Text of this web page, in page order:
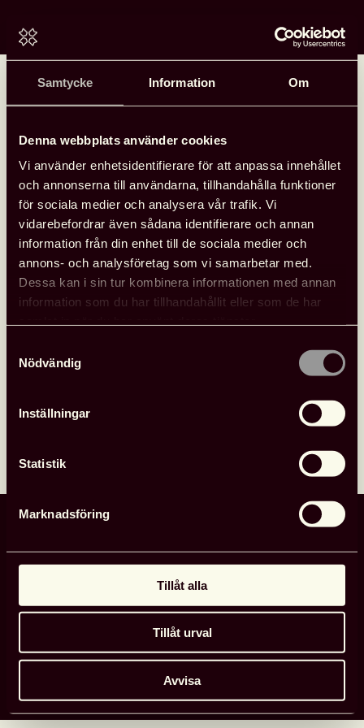
Samtycke Information Om
Denna webbplats använder cookies
Vi använder enhetsidentifierare för att anpassa innehållet
och annonserna till användarna, tillhandahålla funktioner
för sociala medier och analysera vår trafik. Vi
vidarebefordrar även sådana identifierare och annan
information från din enhet till de sociala medier och
annons- och analysföretag som vi samarbetar med.
Dessa kan i sin tur kombinera informationen med annan
information som du har tillhandahållit eller som de har
Nödvändig
Inställningar
Statistik
Marknadsföring
Tillåt alla
Tillåt urval
Avvisa
Att stärka och stimulera
Att stärka och stimulera-Olika projekt och satsningar för
läsning bland barn och ungdomar. På många barnbibliotek
arbetar man med läsfrämjande verksamhet och försö­ker
genom olika projekt hitta nya vägar i arbetet med att stärka
barns läsning. Här har Svensk biblioteksförening samlat
någ­ra goda exempel.
Sveavägen 41
Opinion & press
Kontakt